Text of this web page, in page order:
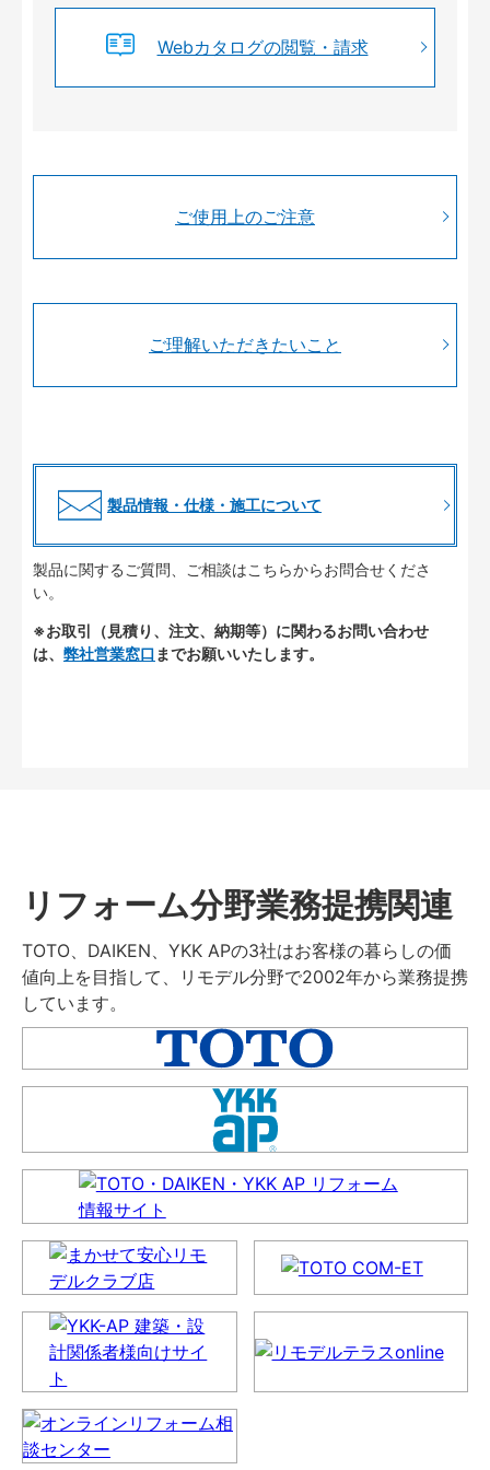
Webカタログの閲覧・請求
ご使用上のご注意
ご理解いただきたいこと
製品情報・仕様・施工について
製品に関するご質問、ご相談はこちらからお問合せくださ
い。
※お取引（見積り、注文、納期等）に関わるお問い合わせ
は、 弊社営業窓口 までお願いいたします。
リフォーム分野業務提携関連
TOTO、DAIKEN、YKK APの3社はお客様の暮らしの価
値向上を目指して、リモデル分野で2002年から業務提携
しています。